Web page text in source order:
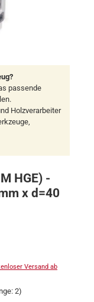
passende
Holzverarbeiter
HGE) -
x d=40
Versand ab
2)